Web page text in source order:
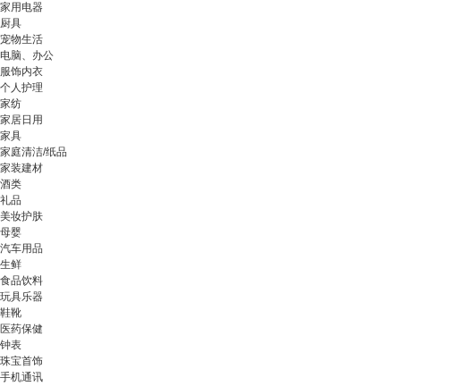
家用电器
厨具
宠物生活
电脑、办公
服饰内衣
个人护理
家纺
家居日用
家具
家庭清洁/纸品
家装建材
酒类
礼品
美妆护肤
母婴
汽车用品
生鲜
食品饮料
玩具乐器
鞋靴
医药保健
钟表
珠宝首饰
手机通讯